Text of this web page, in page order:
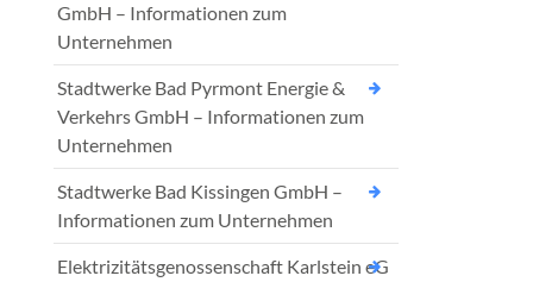
GmbH – Informationen zum
Unternehmen
Stadtwerke Bad Pyrmont Energie &
Verkehrs GmbH – Informationen zum
Unternehmen
Stadtwerke Bad Kissingen GmbH –
Informationen zum Unternehmen
Elektrizitätsgenossenschaft Karlstein eG